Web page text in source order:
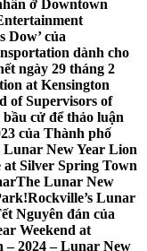
ở Downtown
Dow’ của
dành cho
ngày 29 tháng 2
at Kensington
of Supervisors of
cử để thảo luận
của Thành phố
Lunar New Year Lion
Silver Spring Town
The Lunar New
Rockville’s Lunar
Nguyên đán của
Weekend at
2024 – Lunar New